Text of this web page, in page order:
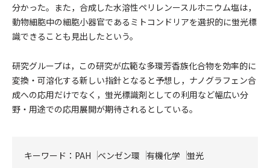
分かった。また，合成した水溶性ペリレンースルホニウム塩は，
動物細胞中の細胞小器官であるミトコンドリアを選択的に蛍光標
識できることも見出したという。
研究グループは，この研究が広範な多環芳香族化合物を効率的に
変換・可溶化する新しい指針となると予想し，ナノグラフェン合
成への応用だけでなく，蛍光標識剤としての利用など幅広い分
野・用途での応用展開が期待されるとしている。
キーワード： PAH ベンゼン環 有機化学 蛍光